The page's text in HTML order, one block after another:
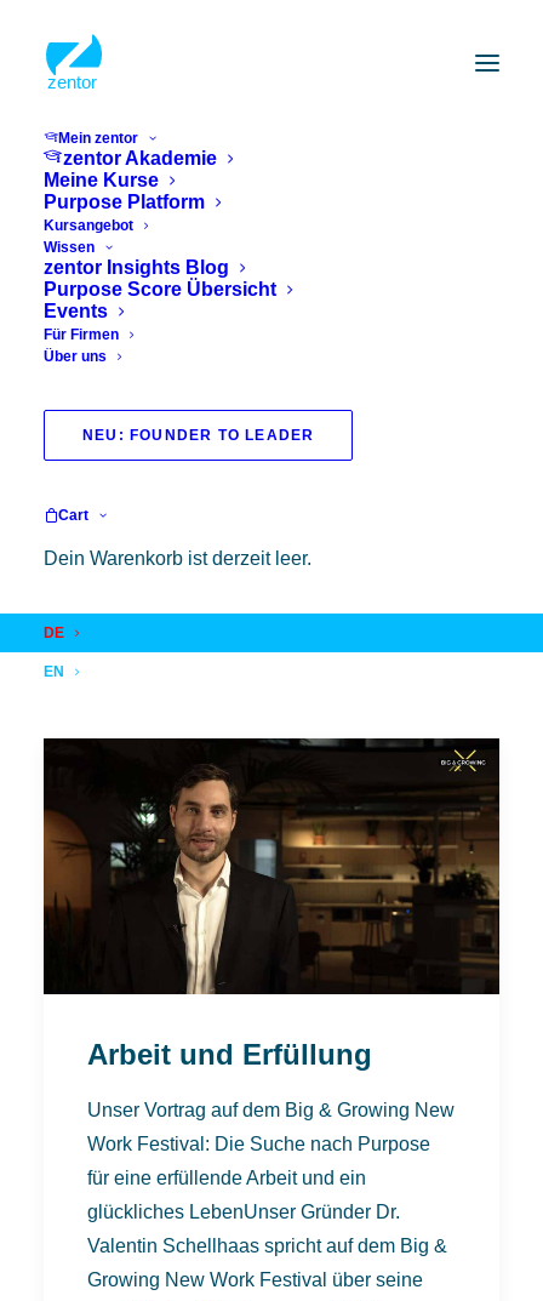
Mein zentor
zentor Akademie
Meine Kurse
Purpose Platform
Kursangebot
Wissen
zentor Insights Blog
Purpose Score Übersicht
Events
Für Firmen
Über uns
NEU: FOUNDER TO LEADER
Cart
Dein Warenkorb ist derzeit leer.
DE
EN
Arbeit und Erfüllung
Unser Vortrag auf dem Big & Growing New
Work Festival: Die Suche nach Purpose
für eine erfüllende Arbeit und ein
glückliches LebenUnser Gründer Dr.
Valentin Schellhaas spricht auf dem Big &
Growing New Work Festival über seine